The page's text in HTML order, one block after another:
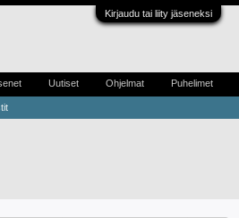
Kirjaudu tai liity jäseneksi
Uutiset Ohjelmat Puhelimet